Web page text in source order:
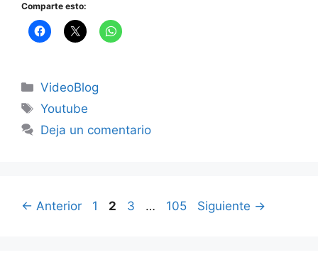
Comparte esto:
Categorías
VideoBlog
Etiquetas
Youtube
Deja un comentario
← Anterior Página
1 Página
2 Página
3 … Página
105 Siguiente →